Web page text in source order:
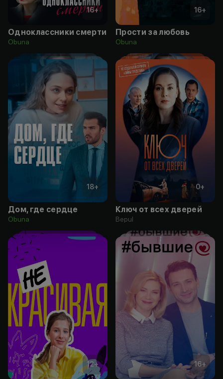
16+
Одноклассники смерти
Obuna
16+
Прости за любовь
Obuna
18+
Дом, где сердце
Obuna
0+
Ключ от всех дверей
Bepul
12+ 16+